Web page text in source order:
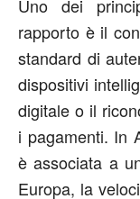
Uno dei
rapporto è il
standard di
dispositivi
digitale o il
i pagamenti. In
è associata a
Europa, la